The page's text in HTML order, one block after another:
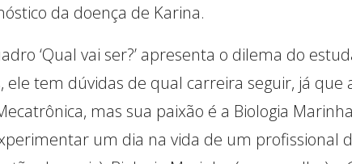
da doença de Karina.
‘Qual vai ser?’ apresenta o dilema do
ele tem dúvidas de qual carreira seguir, já
mas sua paixão é a Biologia
um dia na vida de um profissional